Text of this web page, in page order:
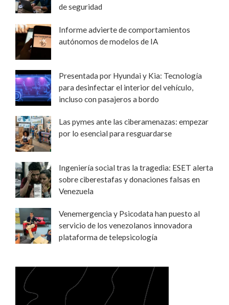
de seguridad
Informe advierte de comportamientos
autónomos de modelos de IA
Presentada por Hyundai y Kia: Tecnología
para desinfectar el interior del vehículo,
incluso con pasajeros a bordo
Las pymes ante las ciberamenazas: empezar
por lo esencial para resguardarse
Ingeniería social tras la tragedia: ESET alerta
sobre ciberestafas y donaciones falsas en
Venezuela
Venemergencia y Psicodata han puesto al
servicio de los venezolanos innovadora
plataforma de telepsicología